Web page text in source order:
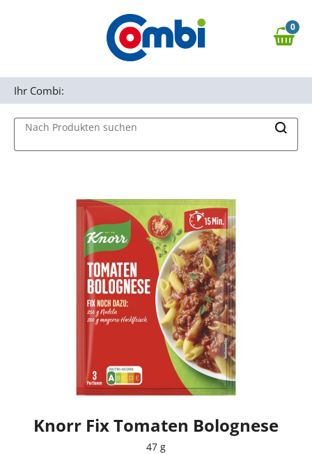
Zur Navigation springen
0,00 €
0
Nach Produkten suchen
Ihr Combi:
Knorr Fix Tomaten Bolognese
47 g